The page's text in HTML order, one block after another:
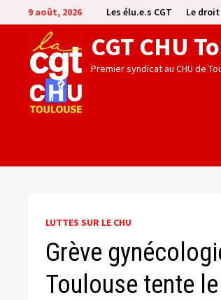
Passer
au
contenu
9 août, 2026 Les élu.e.s CGT Le
CGT CHU
Premier syndicat au CHU de
LUTTES SUR LE CHU
Grève
Toulouse tente